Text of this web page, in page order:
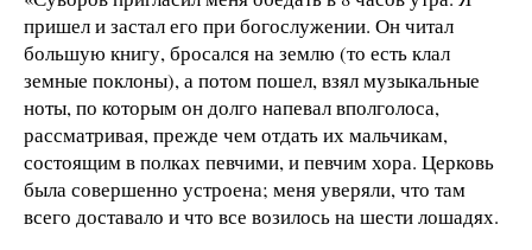
пришел и застал его при богослужении. Он читал
большую книгу, бросался на землю (то есть клал
земные поклоны), а потом пошел, взял музыкальные
ноты, по которым он долго напевал вполголоса,
рассматривая, прежде чем отдать их мальчикам,
состоящим в полках певчими, и певчим хора. Церковь
была совершенно устроена; меня уверяли, что там
всего доставало и что все возилось на шести лошадях.